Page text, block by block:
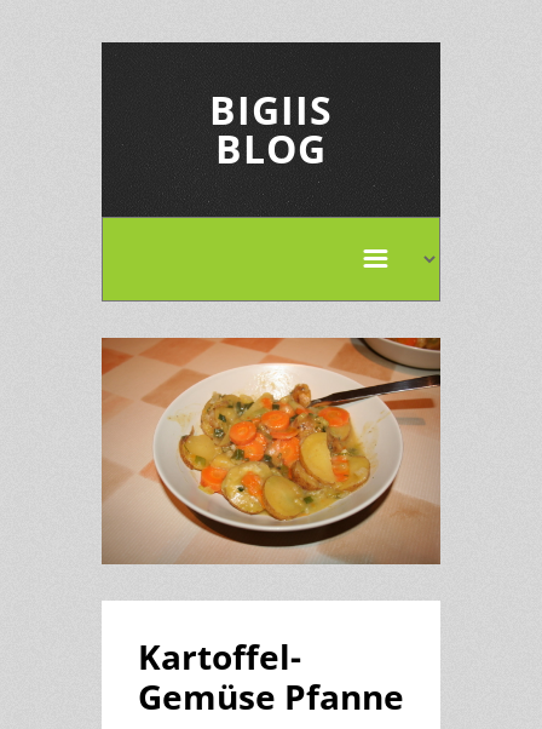
BIGIIS
BLOG
Kartoffel-
Gemüse Pfanne